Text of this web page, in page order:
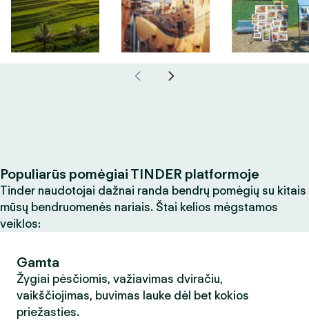
Populiarūs pomėgiai TINDER platformoje
Tinder naudotojai dažnai randa bendrų pomėgių su kitais
mūsų bendruomenės nariais. Štai kelios mėgstamos
veiklos:
Gamta
Žygiai pėsčiomis, važiavimas dviračiu,
vaikščiojimas, buvimas lauke dėl bet kokios
priežasties.